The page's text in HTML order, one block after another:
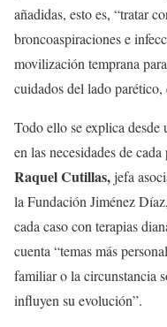
añadidas, esto es, “tratar
broncoaspiraciones e
movilización temprana
cuidados del lado parético,
Todo ello se explica desde
en las necesidades de
Raquel Cutillas,jefa
la Fundación Jiménez
cada caso con terapias
cuenta “temas más
familiar o la circunstancia
influyen su evolución”.